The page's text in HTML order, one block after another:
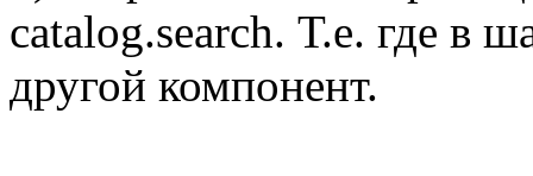
catalog.search. Т.е. где в
другой компонент.